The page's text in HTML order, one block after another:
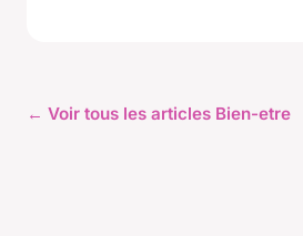
← Voir tous les articles Bien-etre